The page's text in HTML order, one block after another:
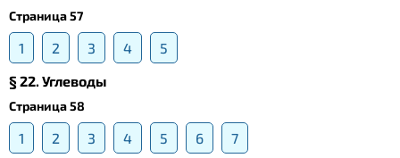
Страница 57
1 2 3 4
5
§ 22. Углеводы
Страница 58
1 2 3 4 5 6
7